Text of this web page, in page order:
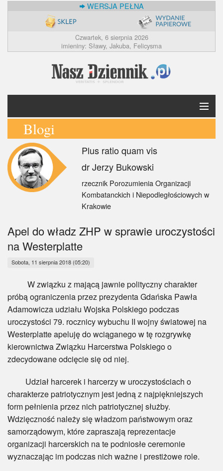
WERSJA PEŁNA
Czwartek, 6 sierpnia 2026
imieniny: Sławy, Jakuba, Felicysma
Krótko
Polska
Świat
Myśl
Wiara
BlogAiD
Zaproszenia
Blogi
Plus ratio quam vis
dr Jerzy Bukowski
rzecznik Porozumienia Organizacji
Kombatanckich i Niepodległościowych w
Krakowie
Apel do władz ZHP w sprawie uroczystości
na Westerplatte
Sobota, 11 sierpnia 2018 (05:20)
W związku z mającą jawnie polityczny charakter
próbą ograniczenia przez prezydenta Gdańska Pawła
Adamowicza udziału Wojska Polskiego podczas
uroczystości 79. rocznicy wybuchu II wojny światowej na
Westerplatte apeluję do wciąganego w tę rozgrywkę
kierownictwa Związku Harcerstwa Polskiego o
zdecydowane odcięcie się od niej.
Udział harcerek i harcerzy w uroczystościach o
charakterze patriotycznym jest jedną z najpiękniejszych
form pełnienia przez nich patriotycznej służby.
Wdzięczność należy się władzom państwowym oraz
samorządowym, które zapraszają reprezentacje
organizacji harcerskich na te podniosłe ceremonie
wyznaczając im podczas nich ważne i prestiżowe role.